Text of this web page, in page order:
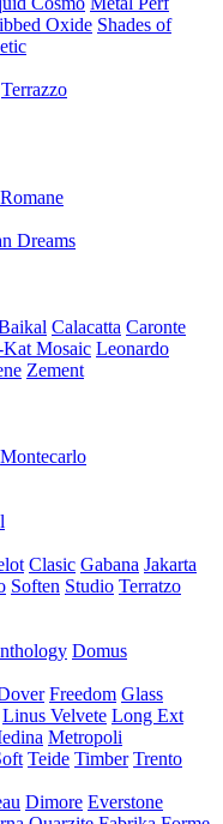
Oxide Shades of
Terrazzo
Dreams
Calacatta Caronte
Mosaic Leonardo
Zement
Montecarlo
Clasic Gabana Jakarta
Soften Studio Terratzo
Domus
Freedom Glass
Linus Velvete Long Ext
Metropoli
Teide Timber Trento
Dimore Everstone